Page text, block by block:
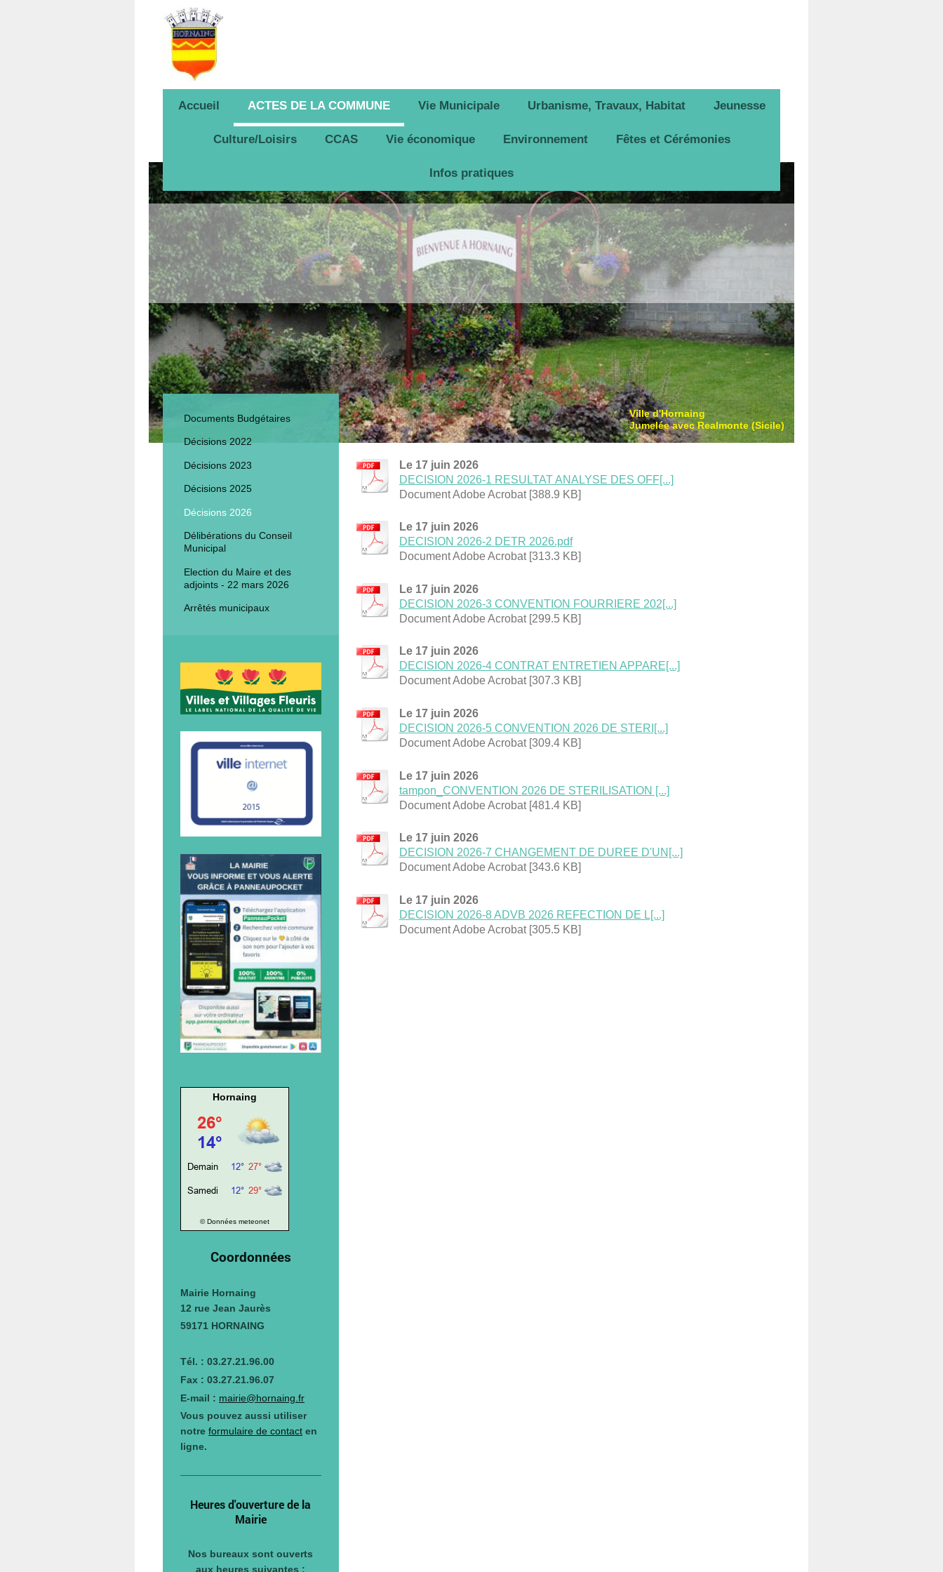
Accueil ACTES DE LA COMMUNE Vie Municipale Urbanisme, Travaux, Habitat Jeunesse
Culture/Loisirs CCAS Vie économique Environnement Fêtes et Cérémonies
Infos pratiques
Ville d'Hornaing
Jumelée avec Realmonte (Sicile)
Le 17 juin 2026
DECISION 2026-1 RESULTAT ANALYSE DES OFF[...]
Document Adobe Acrobat [388.9 KB]
Le 17 juin 2026
DECISION 2026-2 DETR 2026.pdf
Document Adobe Acrobat [313.3 KB]
Le 17 juin 2026
DECISION 2026-3 CONVENTION FOURRIERE 202[...]
Document Adobe Acrobat [299.5 KB]
Le 17 juin 2026
DECISION 2026-4 CONTRAT ENTRETIEN APPARE[...]
Document Adobe Acrobat [307.3 KB]
Le 17 juin 2026
DECISION 2026-5 CONVENTION 2026 DE STERI[...]
Document Adobe Acrobat [309.4 KB]
Le 17 juin 2026
tampon_CONVENTION 2026 DE STERILISATION [...]
Document Adobe Acrobat [481.4 KB]
Le 17 juin 2026
DECISION 2026-7 CHANGEMENT DE DUREE D'UN[...]
Document Adobe Acrobat [343.6 KB]
Le 17 juin 2026
DECISION 2026-8 ADVB 2026 REFECTION DE L[...]
Document Adobe Acrobat [305.5 KB]
Documents Budgétaires
Décisions 2022
Décisions 2023
Décisions 2025
Décisions 2026
Délibérations du Conseil
Municipal
Election du Maire et des
adjoints - 22 mars 2026
Arrêtés municipaux
Hornaing
© Données meteonet
Coordonnées
Mairie Hornaing
12 rue Jean Jaurès
59171 HORNAING
Tél. : 03.27.21.96.00
Fax : 03.27.21.96.07
E-mail : mairie@hornaing.fr
Vous pouvez aussi utiliser
notre formulaire de contact en
ligne.
Heures d'ouverture de la
Mairie
Nos bureaux sont ouverts
aux heures suivantes :